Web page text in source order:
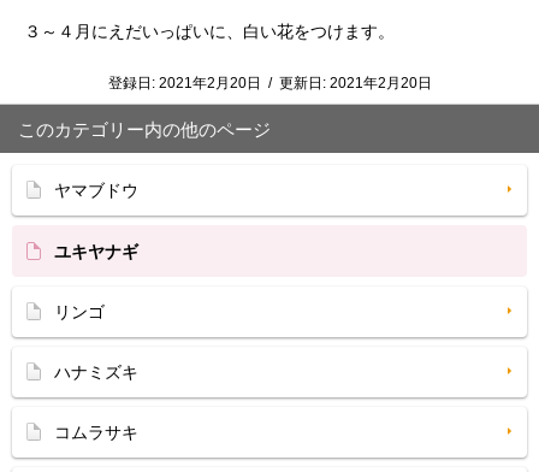
３～４月にえだいっぱいに、白い花をつけます。
登録日: 2021年2月20日 / 更新日: 2021年2月20日
このカテゴリー内の他のページ
ヤマブドウ
ユキヤナギ
リンゴ
ハナミズキ
コムラサキ